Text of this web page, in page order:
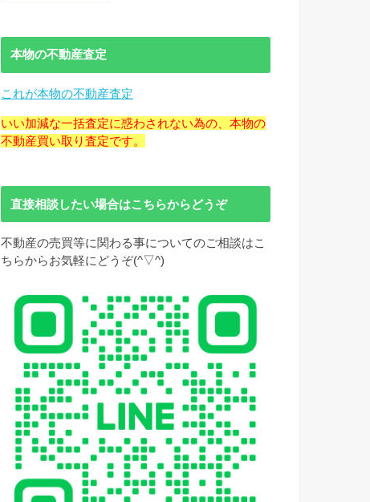
本物の不動産査定
これが本物の不動産査定
いい加減な一括査定に惑わされない為の、本物の
不動産買い取り査定です。
直接相談したい場合はこちらからどうぞ
不動産の売買等に関わる事についてのご相談はこ
ちらからお気軽にどうぞ(^▽^)